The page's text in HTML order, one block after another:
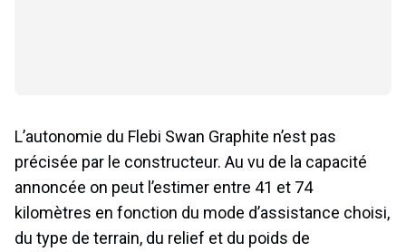
L’autonomie du Flebi Swan Graphite n’est pas
précisée par le constructeur. Au vu de la capacité
annoncée on peut l’estimer entre 41 et 74
kilomètres en fonction du mode d’assistance choisi,
du type de terrain, du relief et du poids de